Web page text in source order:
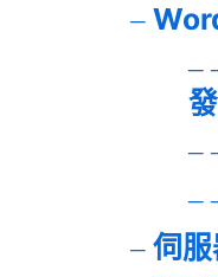
發
伺